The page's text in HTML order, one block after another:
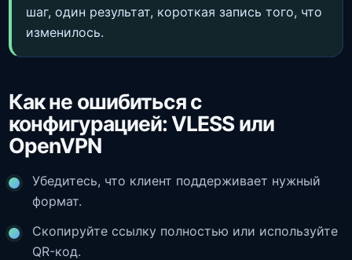
шаг, один результат, короткая запись того, что
изменилось.
Как не ошибиться с
конфигурацией: VLESS или
OpenVPN
Убедитесь, что клиент поддерживает нужный
формат.
Скопируйте ссылку полностью или используйте
QR-код.